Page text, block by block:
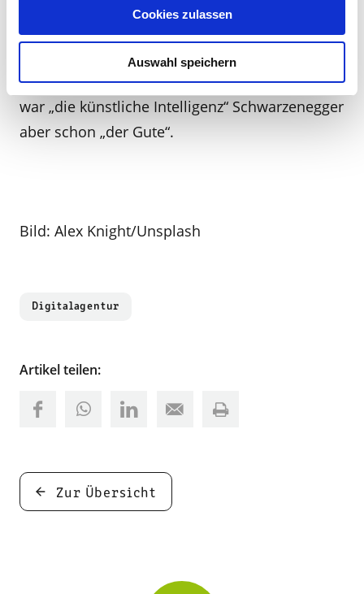
Cookies zulassen
Auswahl speichern
Davidson-Händlers in die Höhe. Übrigens: Die
legendäre Motorrad-Verfolgungsjagd in
„Terminator 2“ absolvierte Arnold
Schwarzenegger auf einer Harley Davidson. Da
war „die künstliche Intelligenz“ Schwarzenegger
aber schon „der Gute“.
Bild: Alex Knight/Unsplash
Digitalagentur
Artikel teilen:
Zur Übersicht